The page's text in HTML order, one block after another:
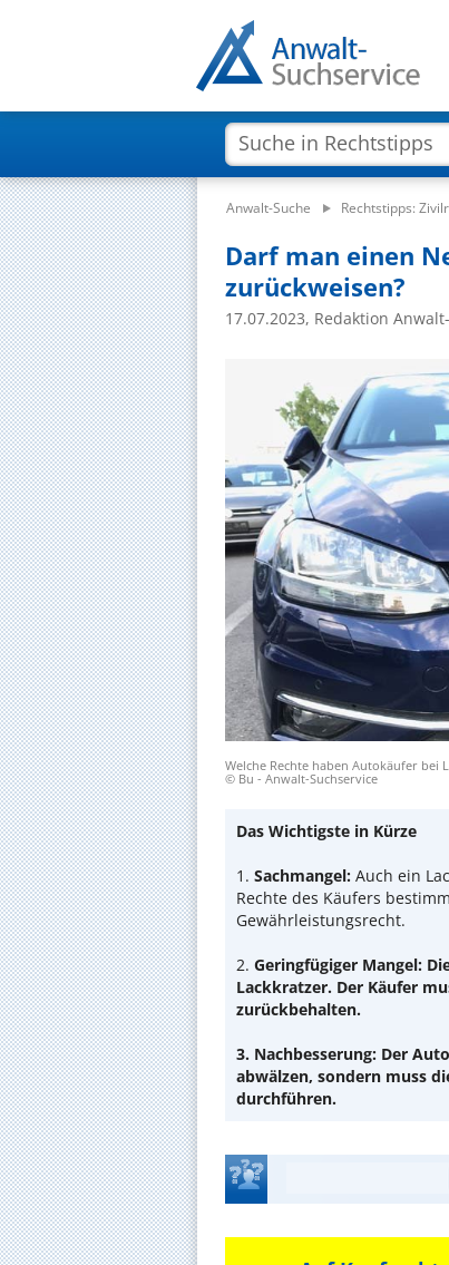
Anwalt-Suche Rechtstipps:
Darf man einen
zurückweisen?
17.07.2023, Redaktion
Welche Rechte haben Autokäufer bei
© Bu - Anwalt-Suchservice
Das Wichtigste in Kürze
1. Sachmangel: Auch ein
Rechte des Käufers
Gewährleistungsrecht.
2. Geringfügiger Mangel:
Lackkratzer. Der Käufer
zurückbehalten.
3. Nachbesserung: Der
abwälzen, sondern muss
durchführen.